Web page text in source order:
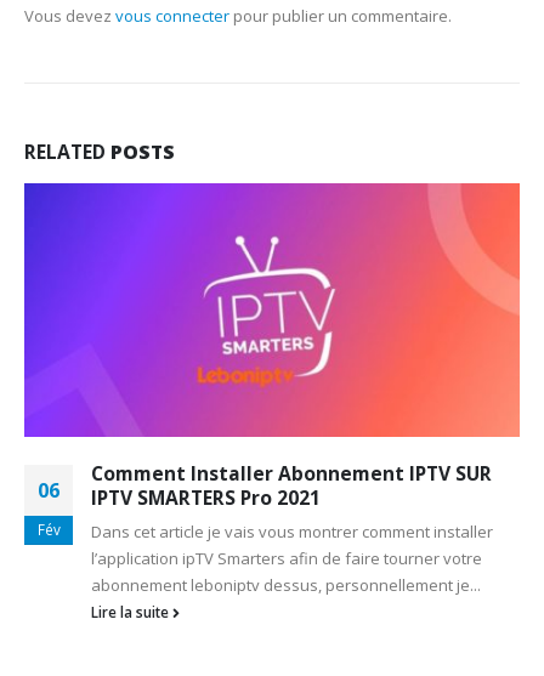
Vous devez vous connecter pour publier un commentaire.
RELATED POSTS
06
Fév
Comment Installer Abonnement IPTV SUR
IPTV SMARTERS Pro 2021
Dans cet article je vais vous montrer comment installer
l’application ipTV Smarters afin de faire tourner votre
abonnement leboniptv dessus, personnellement je...
Lire la suite